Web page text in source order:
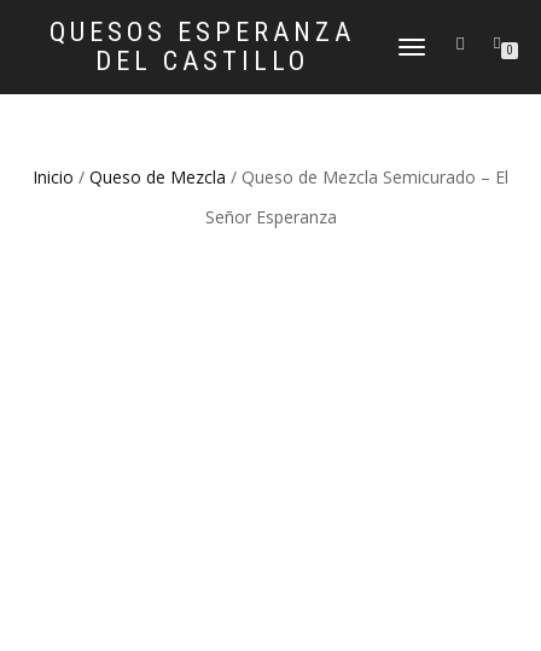
QUESOS ESPERANZA
DEL CASTILLO
CAMBIAR
0
Inicio / Queso de Mezcla / Queso de Mezcla Semicurado – El
Señor Esperanza